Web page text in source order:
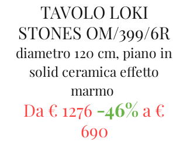
TAVOLO LOKI
STONES OM/399/6R
diametro 120 cm, piano in
solid ceramica effetto
marmo
Da € 1276 -46% a €
690